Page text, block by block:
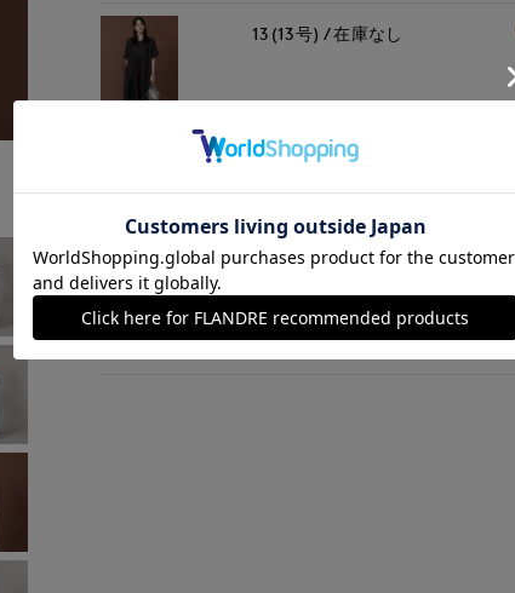
チャコールグレー
￥18,700 (税込)
13(13号) 在庫なし
ペパーミント
￥18,700 (税込)
13(13号) 在庫なし